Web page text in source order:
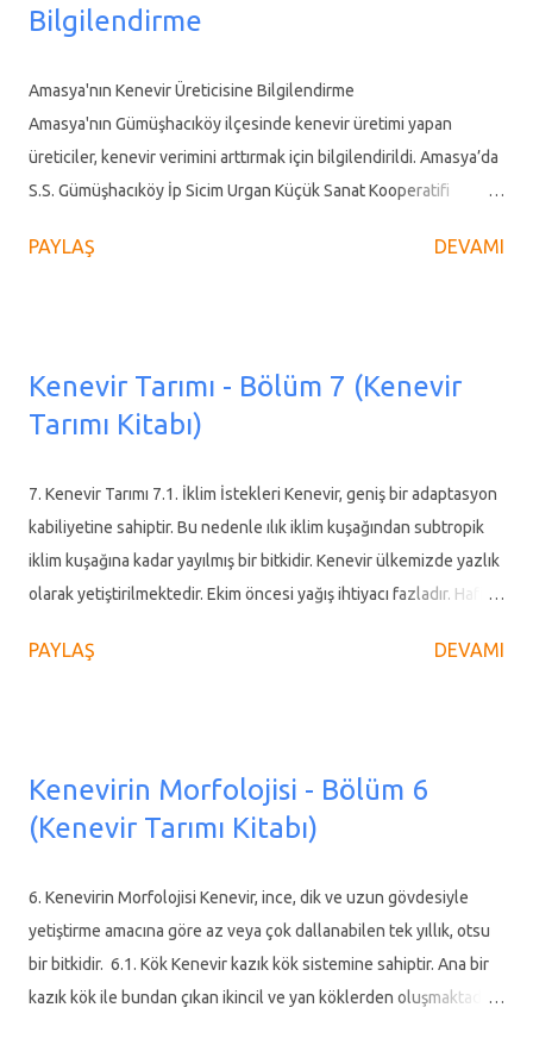
Bilgilendirme
Amasya'nın Kenevir Üreticisine Bilgilendirme
Amasya'nın Gümüşhacıköy ilçesinde kenevir üretimi yapan
üreticiler, kenevir verimini arttırmak için bilgilendirildi. Amasya’da
S.S. Gümüşhacıköy İp Sicim Urgan Küçük Sanat Kooperatifi
bilgilendirmeye devam ediyor. Başkan Yetişir sosyal medya
geliştirilmesinde kritik bir rol oynuyor. Bu rolü birkaç ana başlık
altında ele alabiliriz: Kenevir Üretimini Canlandırma Fabrika,
Türkiye'de uzun yıllar boyunca kısıtlamalar ve ekonomik
zorluklar nedeniyle unutulmaya yüz tutan kenevir tarımının
yeniden canlanması için çiftçilerle sözleşmeli üretim yapıyor. Bu
sayede çiftçilere pazarlama ve gelir garantisi sunarak kenevir
PAYLAŞ DEVAMI
Kenevir Tarımı - Bölüm 7 (Kenevir
Tarımı Kitabı)
7. Kenevir Tarımı 7.1. İklim İstekleri Kenevir, geniş bir adaptasyon
kabiliyetine sahiptir. Bu nedenle ılık iklim kuşağından subtropik
iklim kuşağına kadar yayılmış bir bitkidir. Kenevir ülkemizde yazlık
olarak yetiştirilmektedir. Ekim öncesi yağış ihtiyacı fazladır. Hafif
hassas olduğundan, -5 °C’den daha düşük sıcaklıklarda zarar
arasında, İç ve Geçit bölgelerde mart ayı sonunda, nisan başında
ekim gerçekleştirilmelidir. Karadeniz kıyı şeridi gibi nemli olan
yapmak şartıyla yetiştirilebilir. Kenevir bitkisi lif üretimi için 4 aylık,
tohum için ise 5 aylık bir yetişme süresine ihtiyaç duymaktadır,
özellikle Karadeniz gibi yağışlı ve nemli bölgelerimizde iyi bir ...
PAYLAŞ DEVAMI
Kenevirin Morfolojisi - Bölüm 6
(Kenevir Tarımı Kitabı)
6. Kenevirin Morfolojisi Kenevir, ince, dik ve uzun gövdesiyle
yetiştirme amacına göre az veya çok dallanabilen tek yıllık, otsu
bir bitkidir. 6.1. Kök Kenevir kazık kök sistemine sahiptir. Ana bir
kazık kök ile bundan çıkan ikincil ve yan köklerden oluşmaktadır.